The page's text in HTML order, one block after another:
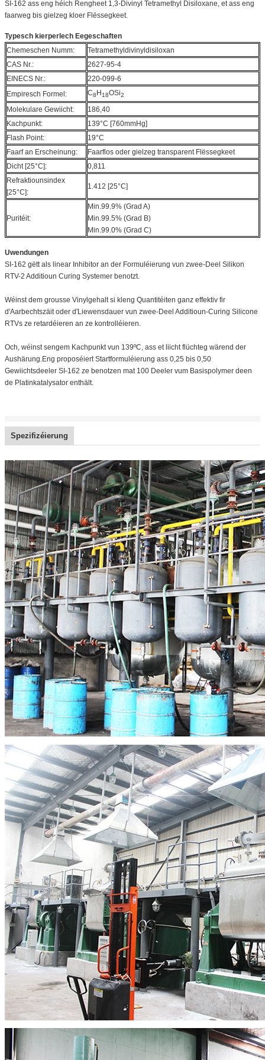
SI-162 ass eng héich Rengheet 1,3-Divinyl Tetramethyl Disiloxane, et ass eng
faarweg bis gielzeg kloer Flëssegkeet.
Typesch kierperlech Eegeschaften
Chemeschen Numm:
Tetramethyldivinyldisiloxan
CAS Nr.:
2627-95-4
EINECS Nr.:
220-099-6
Empiresch Formel:
C8H18OSi2
Molekulare Gewiicht:
186,40
Kachpunkt:
139°C [760mmHg]
Flash Point:
19°C
Faarf an Erscheinung:
Faarflos oder gielzeg transparent Flëssegkeet
Dicht [25°C]:
0,811
Refraktiounsindex
[25°C]:
1.412 [25°C]
Puritéit:
Min.99.9% (Grad A)
Min.99.5% (Grad B)
Min.99.0% (Grad C)
Uwendungen
SI-162 gëtt als linear Inhibitor an der Formuléierung vun zwee-Deel Silikon
RTV-2 Additioun Curing Systemer benotzt.
Wéinst dem grousse Vinylgehalt si kleng Quantitéiten ganz effektiv fir
d'Aarbechtszäit oder d'Liewensdauer vun zwee-Deel Additioun-Curing Silicone
RTVs ze retardéieren an ze kontrolléieren.
Och, wéinst sengem Kachpunkt vun 139ºC, ass et liicht flüchteg wärend der
Aushärung.Eng proposéiert Startformuléierung ass 0,25 bis 0,50
Gewiichtsdeeler SI-162 ze benotzen mat 100 Deeler vum Basispolymer deen
de Platinkatalysator enthält.
Spezifizéierung